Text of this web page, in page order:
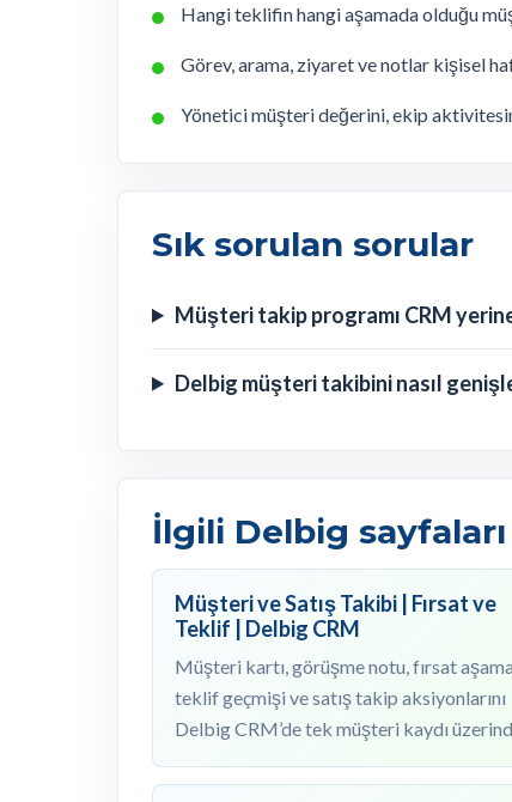
Hangi teklifin hangi aşamada olduğu
Görev, arama, ziyaret ve notlar kişisel
Yönetici müşteri değerini, ekip
Sık sorulan sorular
Müşteri takip programı CRM
Delbig müşteri takibini nasıl
İlgili Delbig sayfaları
Müşteri ve Satış Takibi | Fırsat ve
Teklif | Delbig CRM
Müşteri kartı, görüşme notu, fırsat
teklif geçmişi ve satış takip aksiyonlarını
Delbig CRM’de tek müşteri kaydı